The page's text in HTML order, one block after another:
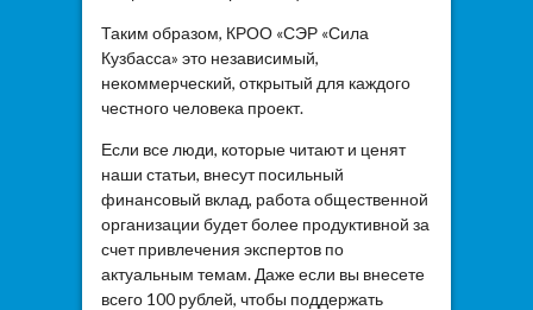
Таким образом, КРОО «СЭР «Сила
Кузбасса» это независимый,
некоммерческий, открытый для каждого
честного человека проект.
Если все люди, которые читают и ценят
наши статьи, внесут посильный
финансовый вклад, работа общественной
организации будет более продуктивной за
счет привлечения экспертов по
актуальным темам. Даже если вы внесете
всего 100 рублей, чтобы поддержать